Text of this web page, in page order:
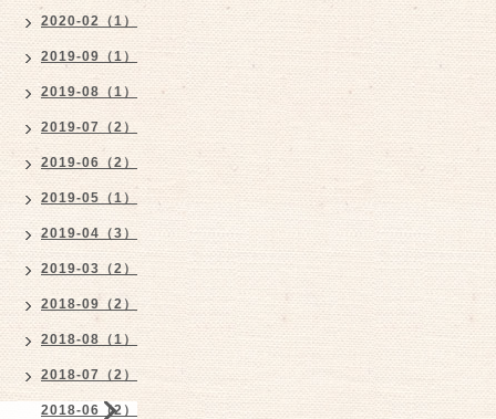
2020-02（1）
2019-09（1）
2019-08（1）
2019-07（2）
2019-06（2）
2019-05（1）
2019-04（3）
2019-03（2）
2018-09（2）
2018-08（1）
2018-07（2）
2018-06（2）